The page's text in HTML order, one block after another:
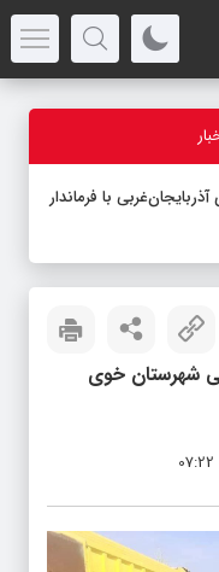
با فرماندار